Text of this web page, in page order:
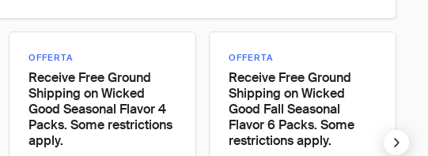
OFFERTA
Receive Free Ground
Shipping on Wicked
Good Seasonal Flavor 4
Packs. Some restrictions
apply.
OFFERTA
Receive Free Ground
Shipping on Wicked
Good Fall Seasonal
Flavor 6 Packs. Some
restrictions apply.